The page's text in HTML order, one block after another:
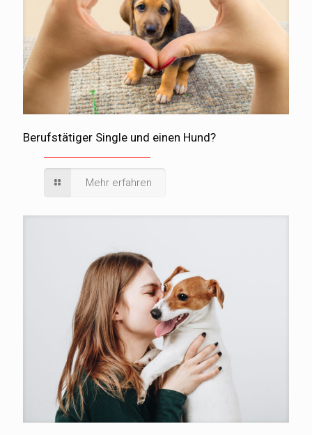
Berufstätiger Single und einen Hund?
Mehr erfahren